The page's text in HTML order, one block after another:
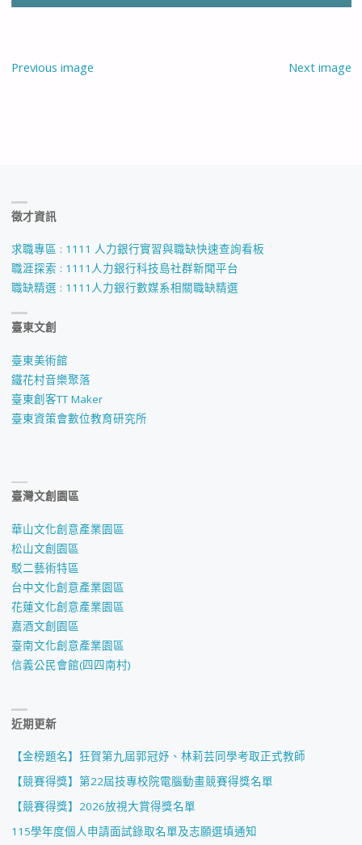
Previous image Next image
徵才資訊
求職專區 : 1111 人力銀行實習與職缺快速查詢看板
職涯探索 : 1111人力銀行科技島社群新聞平台
職缺精選 : 1111人力銀行數媒系相關職缺精選
臺東文創
臺東美術館
鐵花村音樂聚落
臺東創客TT Maker
臺東資策會數位教育研究所
臺灣文創園區
華山文化創意產業園區
松山文創園區
駁二藝術特區
台中文化創意產業園區
花蓮文化創意產業園區
嘉酒文創園區
臺南文化創意產業園區
信義公民會館(四四南村)
近期更新
【金榜題名】狂賀第九屆郭冠妤、林莉芸同學考取正式教師
【競賽得獎】第22屆技專校院電腦動畫競賽得獎名單
【競賽得獎】2026放視大賞得獎名單
115學年度個人申請面試錄取名單及志願選填通知